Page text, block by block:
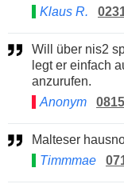
Klaus R.
Will über nis2 sprechen, aber wer nach mehr details fragt,
legt er einfach
anzurufen.
Anonym
Malteser
Timmmae